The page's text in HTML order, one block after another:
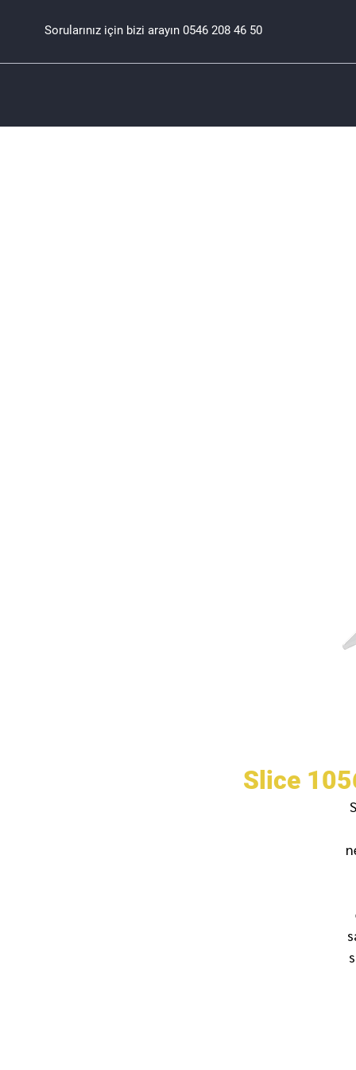
Sorularınız için bizi arayın 0546 208 46 50
Slice